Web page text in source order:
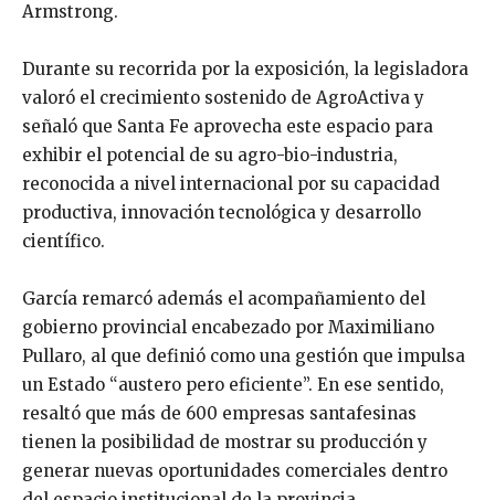
Armstrong.
Durante su recorrida por la exposición, la legisladora
valoró el crecimiento sostenido de AgroActiva y
señaló que Santa Fe aprovecha este espacio para
exhibir el potencial de su agro-bio-industria,
reconocida a nivel internacional por su capacidad
productiva, innovación tecnológica y desarrollo
científico.
García remarcó además el acompañamiento del
gobierno provincial encabezado por Maximiliano
Pullaro, al que definió como una gestión que impulsa
un Estado “austero pero eficiente”. En ese sentido,
resaltó que más de 600 empresas santafesinas
tienen la posibilidad de mostrar su producción y
generar nuevas oportunidades comerciales dentro